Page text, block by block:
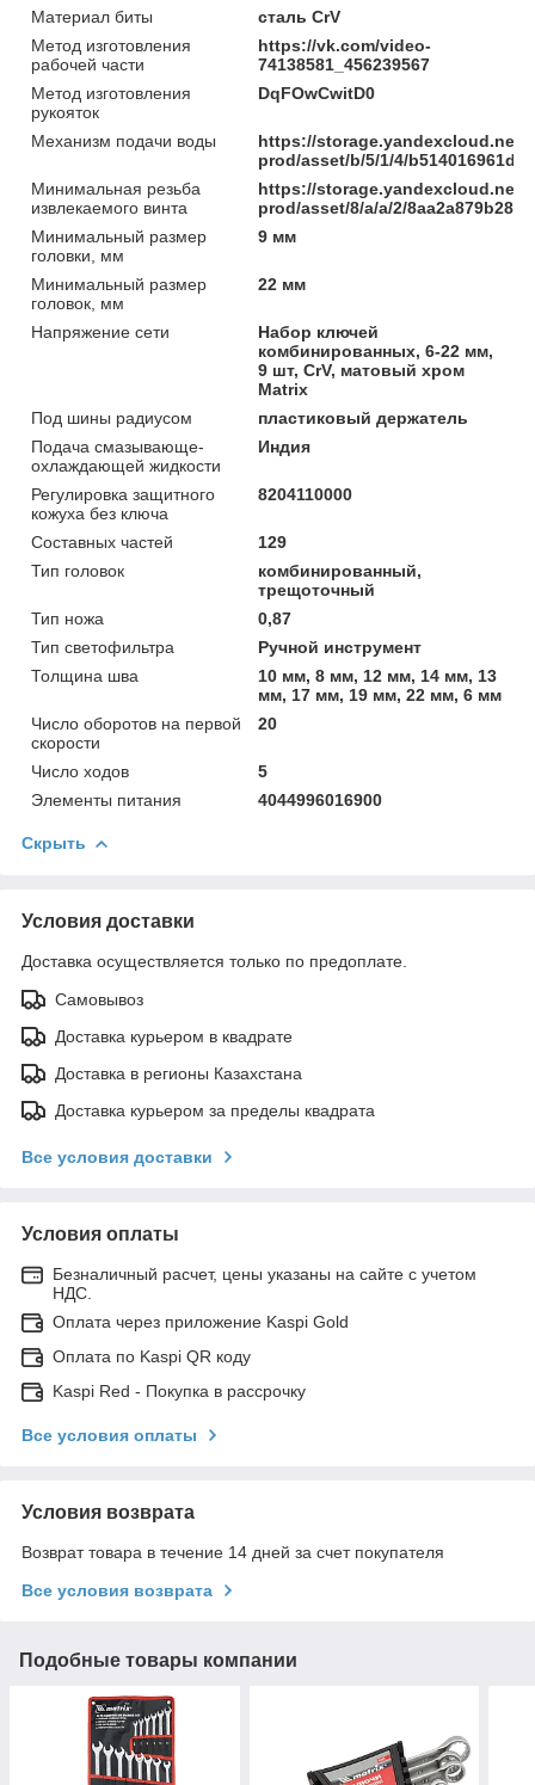
Материал биты
сталь CrV
Метод изготовления
рабочей части
https://vk.com/video-
74138581_456239567
Метод изготовления
рукояток
DqFOwCwitD0
Механизм подачи воды
https://storage.yandexcloud.net/
prod/asset/b/5/1/4/
Минимальная резьба
извлекаемого винта
https://storage.yandexcloud.net/
prod/asset/8/a/a/2/
Минимальный размер
головки, мм
9 мм
Минимальный размер
головок, мм
22 мм
Напряжение сети
Набор ключей
комбинированных, 6-22 мм,
9 шт, CrV, матовый хром
Matrix
Под шины радиусом
пластиковый держатель
Подача смазывающе-
охлаждающей жидкости
Индия
Регулировка защитного
кожуха без ключа
8204110000
Составных частей
129
Тип головок
комбинированный,
трещоточный
Тип ножа
0,87
Тип светофильтра
Ручной инструмент
Толщина шва
10 мм, 8 мм, 12 мм, 14 мм, 13
мм, 17 мм, 19 мм, 22 мм, 6 мм
Число оборотов на первой
скорости
20
Число ходов
5
Элементы питания
4044996016900
Скрыть
Условия доставки
Доставка осуществляется только по предоплате.
Самовывоз
Доставка курьером в квадрате
Доставка в регионы Казахстана
Доставка курьером за пределы квадрата
Все условия доставки
Условия оплаты
Безналичный расчет, цены указаны на сайте с учетом
НДС.
Оплата через приложение Kaspi Gold
Оплата по Kaspi QR коду
Kaspi Red - Покупка в рассрочку
Все условия оплаты
Условия возврата
Возврат товара в течение 14 дней за счет покупателя
Все условия возврата
Подобные товары компании